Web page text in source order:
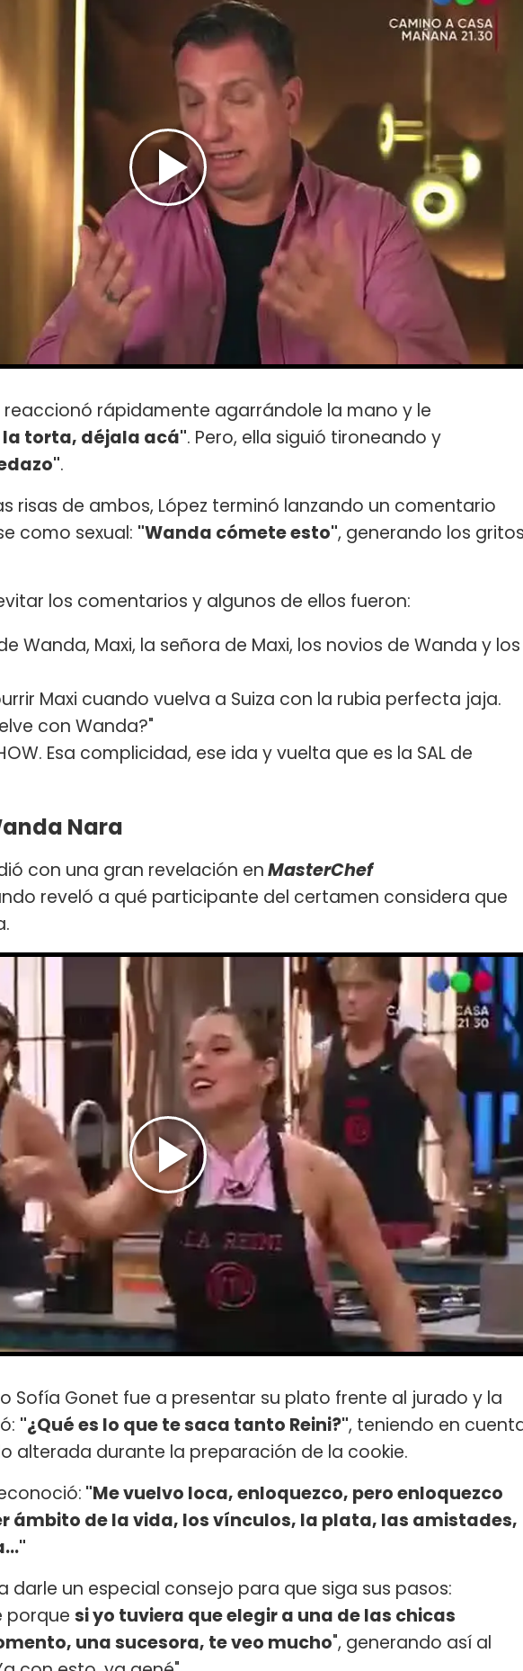
reaccionó rápidamente agarrándole la mano y le
la torta, déjala acá". Pero, ella siguió tironeando y
.
risas de ambos, López terminó lanzando un comentario
como sexual: "Wanda cómete esto", generando los
los comentarios y algunos de ellos fueron:
Wanda, Maxi, la señora de Maxi, los novios de Wanda y los
Maxi cuando vuelva a Suiza con la rubia perfecta jaja.
con Wanda?"
Esa complicidad, ese ida y vuelta que es la SAL de
Nara
con una gran revelación enMasterChef
reveló a qué participante del certamen considera que
Sofía Gonet fue a presentar su plato frente al jurado y la
"¿Qué es lo que te saca tanto Reini?", teniendo en
alterada durante la preparación de la cookie.
"Me vuelvo loca, enloquezco, pero enloquezco
ámbito de la vida, los vínculos, la plata, las amistades,
darle un especial consejo para que siga sus pasos:
porque si yo tuviera que elegir a una de las chicas
una sucesora, te veo mucho", generando así al